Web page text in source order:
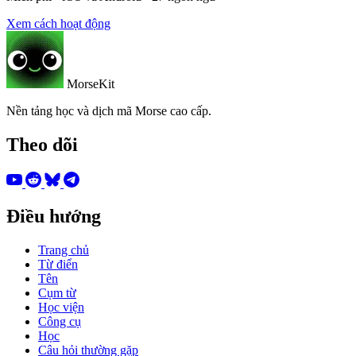
Xem cách hoạt động
MorseKit
Nền tảng học và dịch mã Morse cao cấp.
Theo dõi
Điều hướng
Trang chủ
Từ điển
Tên
Cụm từ
Học viện
Công cụ
Học
Câu hỏi thường gặp